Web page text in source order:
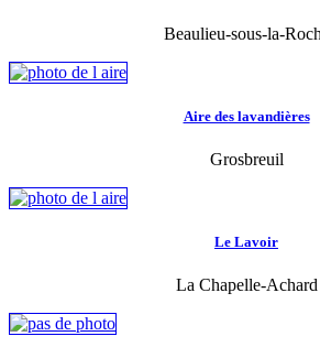
Beaulieu-sous-la-
Aire des lavandières
Grosbreuil
Le Lavoir
La Chapelle-Achard